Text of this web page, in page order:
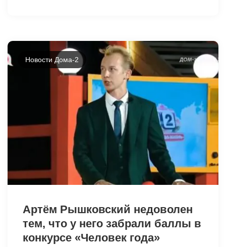
Новости Дома-2
Артём Рышковский недоволен
тем, что у него забрали баллы в
конкурсе «Человек года»